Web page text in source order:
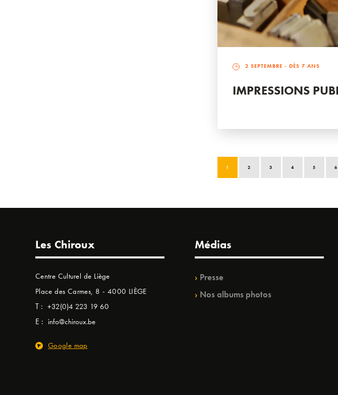
2 SEPTEMBRE - DÈS 7 ANS
IMPRESSIONS
1 2 3 4 5 6
Les Chiroux
Centre Culturel de Liège
Place des Carmes, 8 - 4000 LIÈGE
T : +32(0)4 223 19 60
E : info@chiroux.be
Google map
Médias
Presse
Nos albums photos